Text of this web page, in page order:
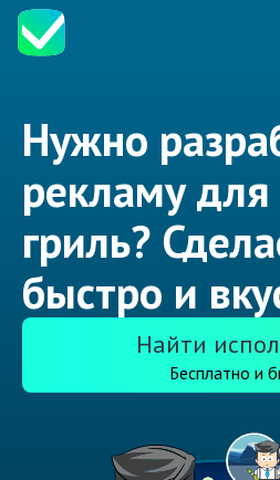
Нужно
рекламу
гриль?
быстро и
Найти
Бесплатно и